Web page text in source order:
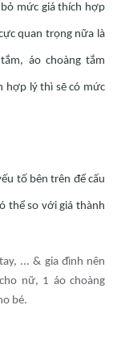
mức giá thích hợp
quan trọng nữa là
áo choàng tắm
hợp lý thì sẽ có mức
tố bên trên để cấu
thể so với giá thành
... & gia đình nên
nữ, 1 áo choàng
bé.